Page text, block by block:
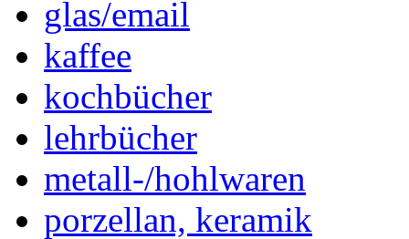
glas/email
kaffee
kochbücher
lehrbücher
metall-/hohlwaren
porzellan, keramik